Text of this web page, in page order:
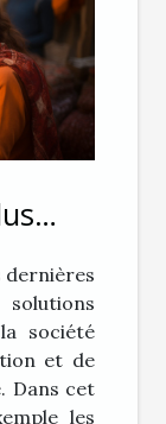
dernières
société
et de
Dans cet
les